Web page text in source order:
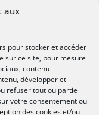
aux
pour stocker et accéder
sur ce site, pour mesure
contenu
développer et
refuser tout ou partie
votre consentement ou
des cookies et/ou